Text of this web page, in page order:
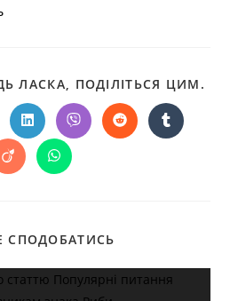
ЛАСКА, ПОДІЛІТЬСЯ ЦИМ.